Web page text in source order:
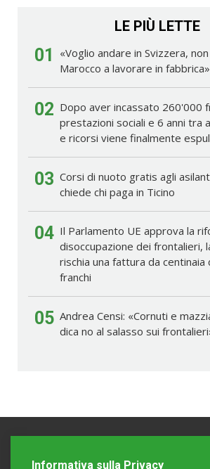
LE PIÙ LETTE
01
«Voglio andare in Svizzera,
Marocco a lavorare in fabbrica»
02 Dopo aver incassato 260'000
prestazioni sociali e 6 anni tra
e ricorsi viene finalmente
03 Corsi di nuoto gratis agli
chiede chi paga in Ticino
04 Il Parlamento UE approva la
disoccupazione dei frontalieri,
rischia una fattura da centinaia
franchi
05 Andrea Censi: «Cornuti e
dica no al salasso sui
Informativa sulla Privacy